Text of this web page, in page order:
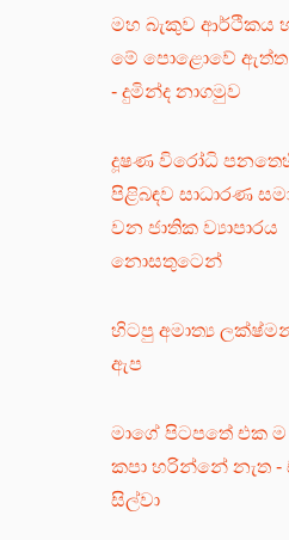
මහ බැකුව ආර්ථිකය
මේ පොළොවේ ඇත්ත
- දුමින්ද නාගමුව
දූෂණ විරෝධි
පිළිබඳව සාධාරණ
වන ජාතික ව්‍යාපාරය
නොසතුටෙන්
හිටපු අමාත්‍ය
ඇප
මාගේ පිටපතේ එක
කපා හරින්නේ නැත -
සිල්වා